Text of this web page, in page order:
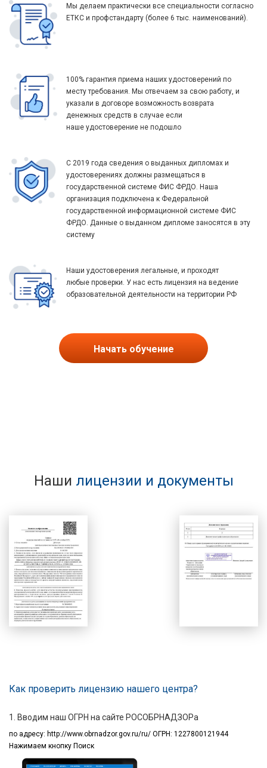
Мы делаем практически все специальности согласно
ЕТКС и профстандарту (более 6 тыс. наименований).
100% гарантия приема наших удостоверений по
месту требования. Мы отвечаем за свою работу, и
указали в договоре возможность возврата
денежных средств в случае если
наше удостоверение не подошло
С 2019 года сведения о выданных дипломах и
удостоверениях должны размещаться в
государственной системе ФИС ФРДО. Наша
организация подключена к Федеральной
государственной информационной системе ФИС
ФРДО. Данные о выданном дипломе заносятся в эту
систему
Наши удостоверения легальные, и проходят
любые проверки. У нас есть лицензия на ведение
образовательной деятельности на территории РФ
Начать обучение
Наши лицензии и документы
Как проверить лицензию нашего центра?
1. Вводим наш ОГРН на сайте РОСОБРНАДЗОРа
по адресу: http://www.obrnadzor.gov.ru/ru/ ОГРН: 1227800121944
Нажимаем кнопку Поиск